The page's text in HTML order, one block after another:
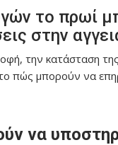
το πρωί
στην
την κατάσταση
πώς μπορούν να
να